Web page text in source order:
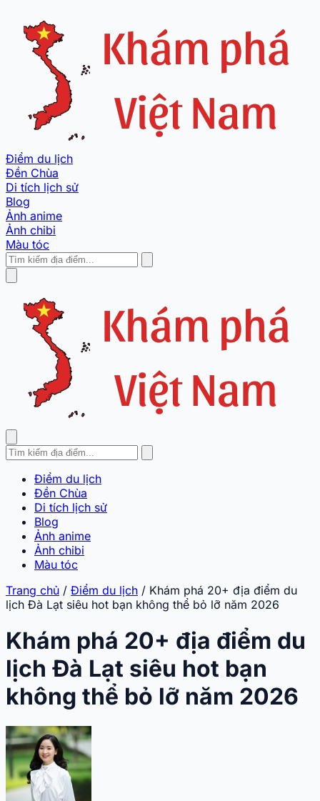
Điểm du lịch
Đền Chùa
Di tích lịch sử
Blog
Ảnh anime
Ảnh chibi
Màu tóc
Điểm du lịch
Đền Chùa
Di tích lịch sử
Blog
Ảnh anime
Ảnh chibi
Màu tóc
Trang chủ / Điểm du lịch / Khám phá 20+ địa điểm du
lịch Đà Lạt siêu hot bạn không thể bỏ lỡ năm 2026
Khám phá 20+ địa điểm du
lịch Đà Lạt siêu hot bạn
không thể bỏ lỡ năm 2026